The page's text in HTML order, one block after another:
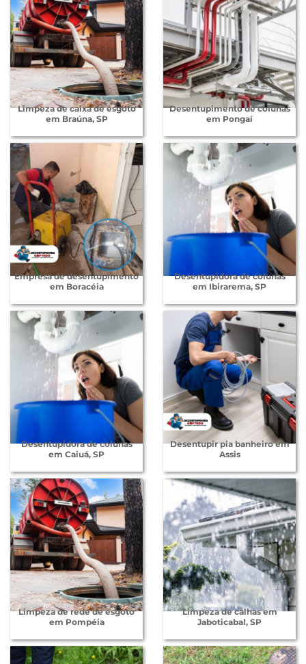
Limpeza de caixa de esgoto
em Braúna, SP
Desentupimento de colunas
em Pongaí
Empresa de desentupimento
em Boracéia
Desentupidora de colunas
em Ibirarema, SP
Desentupidora de colunas
em Caiuá, SP
Desentupir pia banheiro em
Assis
Limpeza de rede de esgoto
em Pompéia
Limpeza de calhas em
Jaboticabal, SP